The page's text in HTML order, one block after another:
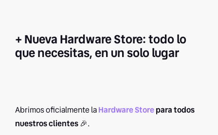
+ Nueva Hardware Store: todo lo
que necesitas, en un solo lugar
Abrimos oficialmente laHardware Storepara todos
nuestros clientes 🎉.